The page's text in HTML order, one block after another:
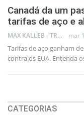
Canadá da um
tarifas de aço e
MAX KALLEB - TRADER mar
Tarifas de aço ganham
contra os EUA. Entenda
CATEGORIAS